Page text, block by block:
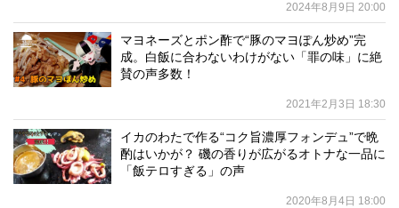
2024年8月9日 20:00
マヨネーズとポン酢で“豚のマヨぽん炒め”完
成。白飯に合わないわけがない「罪の味」に絶
賛の声多数！
2021年2月3日 18:30
イカのわたで作る“コク旨濃厚フォンデュ”で晩
酌はいかが？ 磯の香りが広がるオトナな一品に
「飯テロすぎる」の声
2020年8月4日 18:00